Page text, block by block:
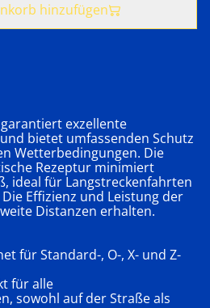
hinzufügen
exzellente
bietet umfassenden Schutz
Wetterbedingungen. Die
Rezeptur minimiert
ideal für Langstreckenfahrten
Effizienz und Leistung der
Distanzen erhalten.
für Standard-, O-, X- und Z-
für alle
sowohl auf der Straße als